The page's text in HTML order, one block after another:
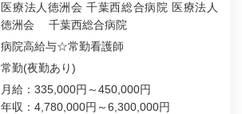
医療法人徳洲会 千葉西総合病院 医療法人
徳洲会 千葉西総合病院
病院高給与☆常勤看護師
常勤(夜勤あり)
月給：335,000円～450,000円
年収：4,780,000円～6,300,000円